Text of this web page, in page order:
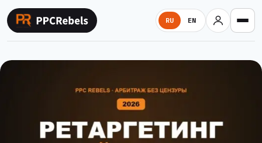
Перейти
содержимому
RU EN